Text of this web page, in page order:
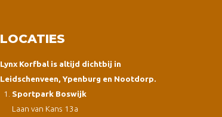
LOCATIES
Lynx Korfbal is altijd dichtbij in
Leidschenveen, Ypenburg en Nootdorp.
Sportpark Boswijk
Laan van Kans 13a